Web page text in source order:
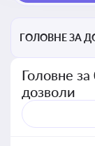
ГОЛОВНЕ ЗА
Головне
дозволи